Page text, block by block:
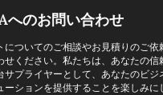
へのお問い合わせ
についてのご相談やお見積りのご依
せください。私たちは、あなたの信
サプライヤーとして、あなたのビジ
ーションを提供することを楽しみに